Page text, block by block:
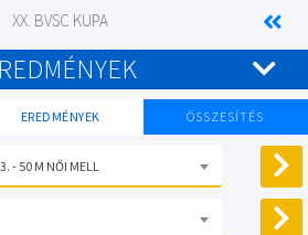
XX. BVSC KUPA
EREDMÉNYEK ÖSSZESÍTÉS
3. - 50 M NŐI MELL